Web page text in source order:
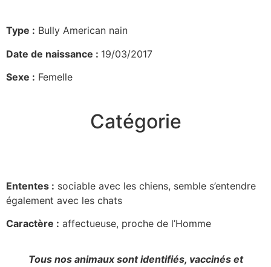
Type : Bully American nain
Date de naissance : 19/03/2017
Sexe : Femelle
Catégorie
Ententes : sociable avec les chiens, semble s’entendre
également avec les chats
Caractère : affectueuse, proche de l’Homme
Tous nos animaux sont identifiés, vaccinés et